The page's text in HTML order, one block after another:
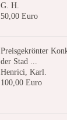
G. H.
50,00 Euro
Preisgekrönter
der Stad ...
Henrici, Karl.
100,00 Euro